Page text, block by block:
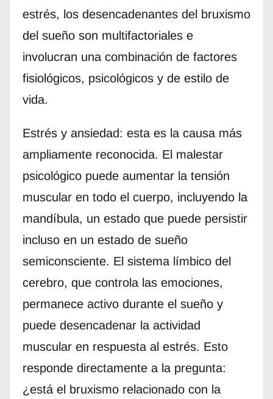
estrés, los desencadenantes del bruxismo
del sueño son multifactoriales e
involucran una combinación de factores
fisiológicos, psicológicos y de estilo de
vida.
Estrés y ansiedad: esta es la causa más
ampliamente reconocida. El malestar
psicológico puede aumentar la tensión
muscular en todo el cuerpo, incluyendo la
mandíbula, un estado que puede persistir
incluso en un estado de sueño
semiconsciente. El sistema límbico del
cerebro, que controla las emociones,
permanece activo durante el sueño y
puede desencadenar la actividad
muscular en respuesta al estrés. Esto
responde directamente a la pregunta:
¿está el bruxismo relacionado con la